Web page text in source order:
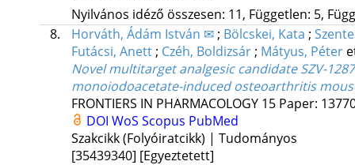
Nyilvános idéző összesen: 11, Független: 5,
8.
Horváth, Ádám István ✉ ; Bölcskei, Kata ;
Futácsi, Anett ; Czéh, Boldizsár ; Mátyus, Péter
Novel multitarget analgesic candidate SZV-
monoiodoacetate-induced osteoarthritis
FRONTIERS IN PHARMACOLOGY 15 Paper:
DOI WoS Scopus PubMed
Szakcikk (Folyóiratcikk) | Tudományos
[35439340] [Egyeztetett]